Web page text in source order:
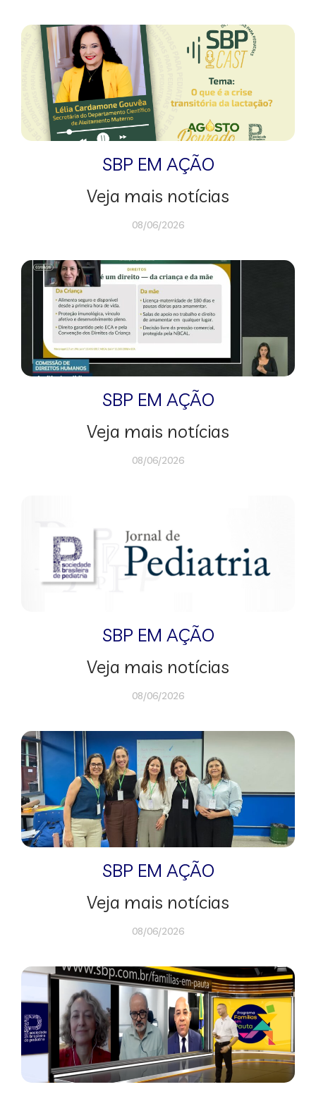
SBP EM AÇÃO
Veja mais notícias
08/06/2026
SBP EM AÇÃO
Veja mais notícias
08/06/2026
SBP EM AÇÃO
Veja mais notícias
08/06/2026
SBP EM AÇÃO
Veja mais notícias
08/06/2026